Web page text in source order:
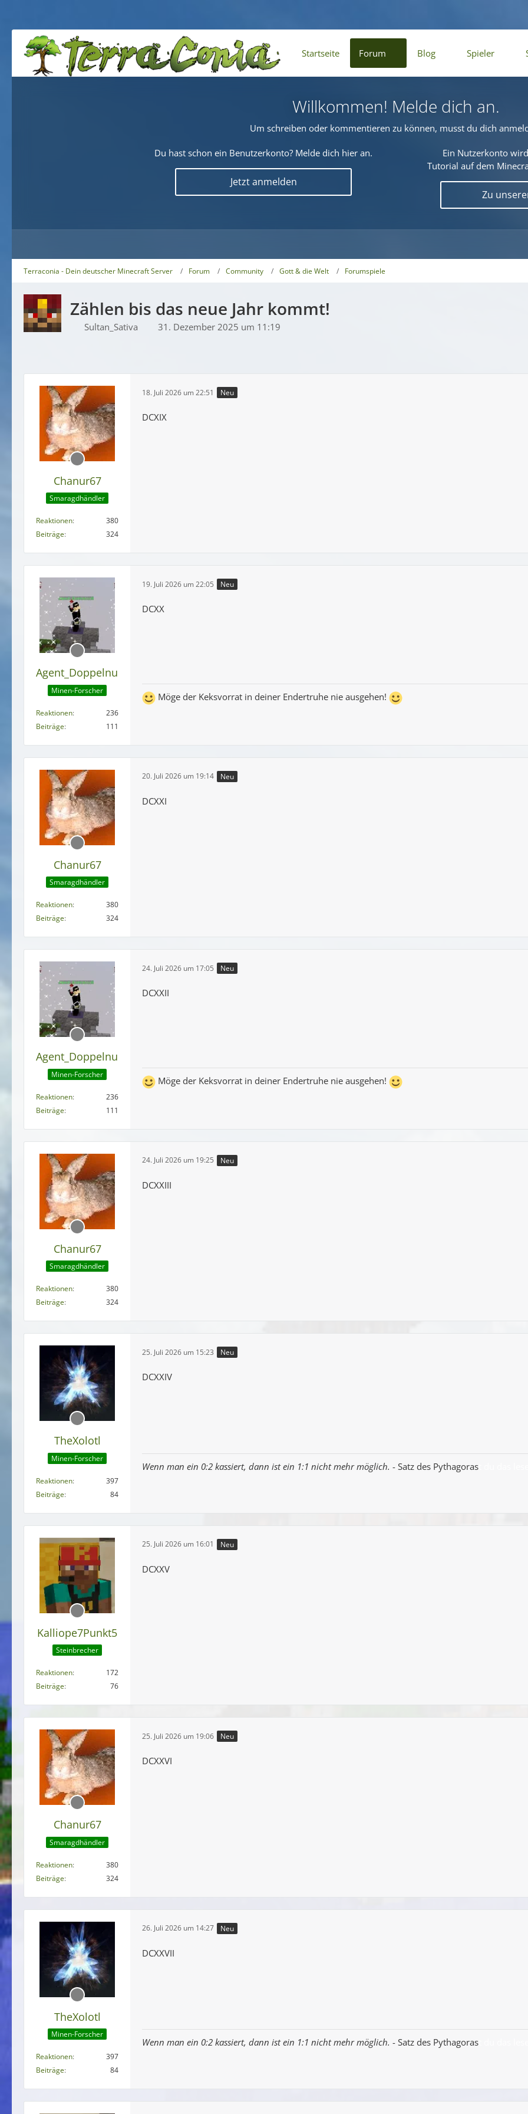
Startseite Forum Blog Spieler
Willkommen! Melde dich an.
Um schreiben oder kommentieren zu können, musst du dich
Du hast schon ein Benutzerkonto? Melde dich hier an.
Jetzt anmelden
Ein Nutzerkonto
Tutorial auf dem
Zu
Terraconia - Dein deutscher Minecraft Server Forum Community Gott & die Welt Forumspiele
Zählen bis das neue Jahr kommt!
Sultan_Sativa 31. Dezember 2025 um 11:19
Chanur67
Smaragdhändler
Reaktionen
380
Beiträge
324
18. Juli 2026 um 22:51 Neu
DCXIX
Agent_Doppelnull
Minen-Forscher
Reaktionen
236
Beiträge
111
19. Juli 2026 um 22:05 Neu
DCXX
Möge der Keksvorrat in deiner Endertruhe nie ausgehen!
Chanur67
Smaragdhändler
Reaktionen
380
Beiträge
324
20. Juli 2026 um 19:14 Neu
DCXXI
Agent_Doppelnull
Minen-Forscher
Reaktionen
236
Beiträge
111
24. Juli 2026 um 17:05 Neu
DCXXII
Möge der Keksvorrat in deiner Endertruhe nie ausgehen!
Chanur67
Smaragdhändler
Reaktionen
380
Beiträge
324
24. Juli 2026 um 19:25 Neu
DCXXIII
TheXolotl
Minen-Forscher
Reaktionen
397
Beiträge
84
25. Juli 2026 um 15:23 Neu
DCXXIV
Wenn man ein 0:2 kassiert, dann ist ein 1:1 nicht mehr möglich. - Satz des Pythagoras
Kalliope7Punkt5
Steinbrecher
Reaktionen
172
Beiträge
76
25. Juli 2026 um 16:01 Neu
DCXXV
Chanur67
Smaragdhändler
Reaktionen
380
Beiträge
324
25. Juli 2026 um 19:06 Neu
DCXXVI
TheXolotl
Minen-Forscher
Reaktionen
397
Beiträge
84
26. Juli 2026 um 14:27 Neu
DCXXVII
Wenn man ein 0:2 kassiert, dann ist ein 1:1 nicht mehr möglich. - Satz des Pythagoras